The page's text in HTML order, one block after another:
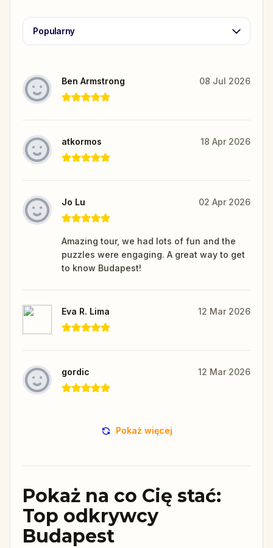
Popularny
Ben Armstrong 08 Jul 2026
atkormos 18 Apr 2026
Jo Lu 02 Apr 2026
Amazing tour, we had lots of fun and the
puzzles were engaging. A great way to get
to know Budapest!
Eva R. Lima 12 Mar 2026
gordic 12 Mar 2026
Pokaż więcej
Pokaż na co Cię stać:
Top odkrywcy
Budapest